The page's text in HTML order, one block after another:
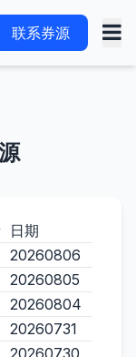
联系券源
日期
20260806
20260805
20260804
20260731
20260730